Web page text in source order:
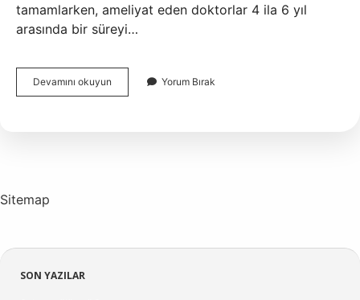
tamamlarken, ameliyat eden doktorlar 4 ila 6 yıl
arasında bir süreyi…
Devamını okuyun
Dr
Yorum Bırak
Sitemap
Sidebar
SON YAZILAR